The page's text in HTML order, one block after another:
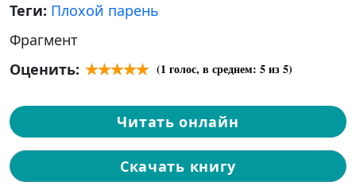
Теги: Плохой парень
Фрагмент
Оценить:
(1 голос, в среднем: 5из 5)
Читать онлайн
Скачать книгу